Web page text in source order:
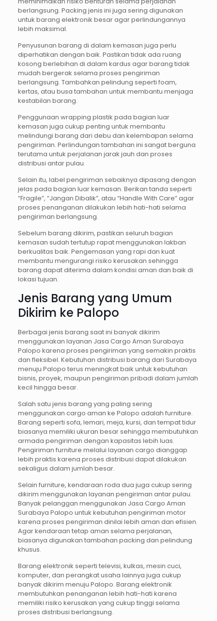
berlangsung. Packing jenis ini juga sering digunakan
untuk barang elektronik besar agar perlindungannya
lebih maksimal.
Penyusunan barang di dalam kemasan juga perlu
diperhatikan dengan baik. Pastikan tidak ada ruang
kosong berlebihan di dalam kardus agar barang tidak
mudah bergerak selama proses pengiriman
berlangsung. Tambahkan pelindung seperti foam,
kertas, atau busa tambahan untuk membantu menjaga
kestabilan barang.
Penggunaan wrapping plastik pada bagian luar
kemasan juga cukup penting untuk membantu
melindungi barang dari debu dan kelembapan selama
pengiriman. Perlindungan tambahan ini sangat berguna
terutama untuk perjalanan jarak jauh dan proses
distribusi antar pulau.
Selain itu, label pengiriman sebaiknya dipasang dengan
jelas pada bagian luar kemasan. Berikan tanda seperti
“Fragile”, “Jangan Dibalik”, atau “Handle With Care” agar
proses penanganan dilakukan lebih hati-hati selama
pengiriman berlangsung.
Sebelum barang dikirim, pastikan seluruh bagian
kemasan sudah tertutup rapat menggunakan lakban
berkualitas baik. Pengemasan yang rapi dan kuat
membantu mengurangi risiko kerusakan sehingga
barang dapat diterima dalam kondisi aman dan baik di
lokasi tujuan.
Jenis Barang yang Umum
Dikirim ke Palopo
Berbagai jenis barang saat ini banyak dikirim
menggunakan layanan Jasa Cargo Aman Surabaya
Palopo karena proses pengiriman yang semakin praktis
dan fleksibel. Kebutuhan distribusi barang dari Surabaya
menuju Palopo terus meningkat baik untuk kebutuhan
bisnis, proyek, maupun pengiriman pribadi dalam jumlah
kecil hingga besar.
Salah satu jenis barang yang paling sering
menggunakan cargo aman ke Palopo adalah furniture.
Barang seperti sofa, lemari, meja, kursi, dan tempat tidur
biasanya memiliki ukuran besar sehingga membutuhkan
armada pengiriman dengan kapasitas lebih luas.
Pengiriman furniture melalui layanan cargo dianggap
lebih praktis karena proses distribusi dapat dilakukan
sekaligus dalam jumlah besar.
Selain furniture, kendaraan roda dua juga cukup sering
dikirim menggunakan layanan pengiriman antar pulau.
Banyak pelanggan menggunakan Jasa Cargo Aman
Surabaya Palopo untuk kebutuhan pengiriman motor
karena proses pengiriman dinilai lebih aman dan efisien.
Agar kendaraan tetap aman selama perjalanan,
biasanya digunakan tambahan packing dan pelindung
khusus.
Barang elektronik seperti televisi, kulkas, mesin cuci,
komputer, dan perangkat usaha lainnya juga cukup
banyak dikirim menuju Palopo. Barang elektronik
membutuhkan penanganan lebih hati-hati karena
memiliki risiko kerusakan yang cukup tinggi selama
proses distribusi berlangsung.